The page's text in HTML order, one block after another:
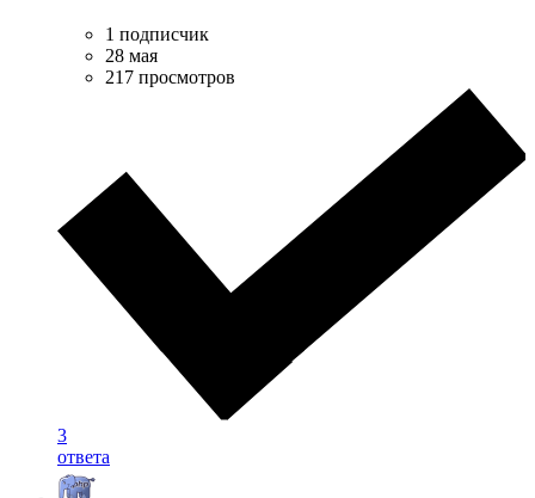
1 подписчик
28 мая
217 просмотров
3
ответа